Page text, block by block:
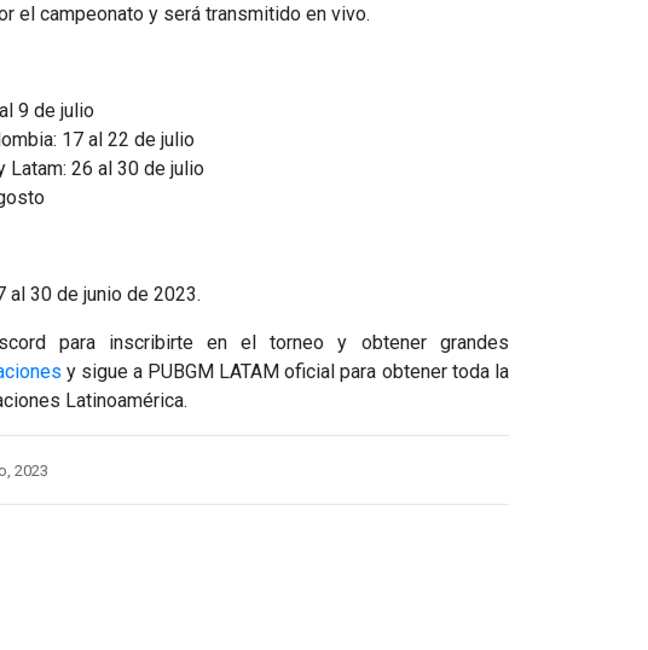
el campeonato y será transmitido en vivo.
9 de julio
17 al 22 de julio
Latam: 26 al 30 de julio
30 de junio de 2023.
para inscribirte en el torneo y obtener grandes
y sigue a PUBGM LATAM oficial para obtener toda la
Latinoamérica.
2023